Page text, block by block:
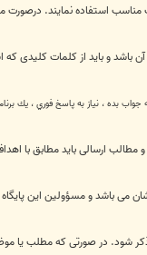
مناسب استفاده نمایند.
باشد و باید از کلمات کلیدی
بده ، نياز به پاسخ فوري ، يك
ارسالی باید مطابق با
می باشد و مسؤولین این
ذکر شود. در صورتی که مطلب